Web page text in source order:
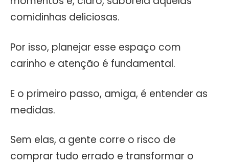
comidinhas deliciosas.
Por isso, planejar esse espaço com
carinho e atenção é fundamental.
E o primeiro passo, amiga, é entender as
medidas.
Sem elas, a gente corre o risco de
comprar tudo errado e transformar o